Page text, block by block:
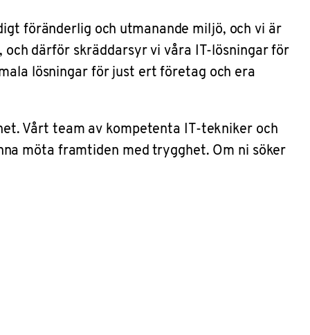
föränderlig och utmanande miljö, och vi är
därför skräddarsyr vi våra IT-lösningar för
lösningar för just ert företag och era
Vårt team av kompetenta IT-tekniker och
möta framtiden med trygghet. Om ni söker